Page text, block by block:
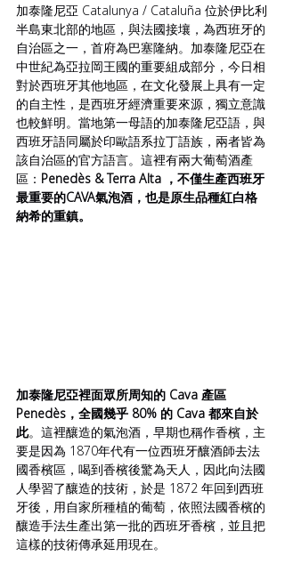
加泰隆尼亞 Catalunya / Cataluña 位於伊比利
半島東北部的地區，與法國接壤，為西班牙的
自治區之一，首府為巴塞隆納。加泰隆尼亞在
中世紀為亞拉岡王國的重要組成部分，今日相
對於西班牙其他地區，在文化發展上具有一定
的自主性，是西班牙經濟重要來源，獨立意識
也較鮮明。當地第一母語的加泰隆尼亞語，與
西班牙語同屬於印歐語系拉丁語族，兩者皆為
該自治區的官方語言。這裡有兩大葡萄酒產
區： Penedès & Terra Alta ，不僅生產西班牙
最重要的CAVA氣泡酒，也是原生品種紅白格
納希的重鎮。
加泰隆尼亞裡面眾所周知的 Cava 產區
Penedès，全國幾乎 80% 的 Cava 都來自於
此。這裡釀造的氣泡酒，早期也稱作香檳，主
要是因為 1870年代有一位西班牙釀酒師去法
國香檳區，喝到香檳後驚為天人，因此向法國
人學習了釀造的技術，於是 1872 年回到西班
牙後，用自家所種植的葡萄，依照法國香檳的
釀造手法生產出第一批的西班牙香檳，並且把
這樣的技術傳承延用現在。